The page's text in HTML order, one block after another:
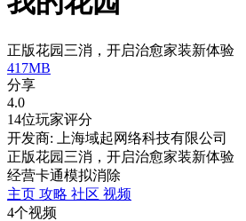
正版花园三消，开启治愈家装新体验
417MB
分享
4.0
14位玩家评分
开发商: 上海域起网络科技有限公司
正版花园三消，开启治愈家装新体验
经营卡通模拟消除
主页 攻略 社区 视频
4个视频